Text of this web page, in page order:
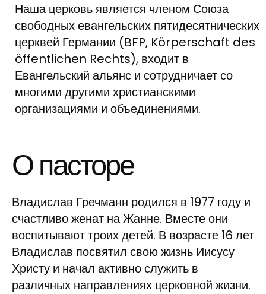
Наша церковь является членом Союза
свободных евангельских пятидесятнических
церквей Германии (BFP, Körperschaft des
öffentlichen Rechts), входит в
Евангельский альянс и сотрудничает со
многими другими христианскими
организациями и объединениями.
О пасторе
Владислав Гречманн родился в 1977 году и
счастливо женат на Жанне. Вместе они
воспитывают троих детей. В возрасте 16 лет
Владислав посвятил свою жизнь Иисусу
Христу и начал активно служить в
различных направлениях церковной жизни.